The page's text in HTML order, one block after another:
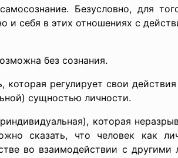
Безусловно, для
себя в этих отношениях с
без сознания.
которая регулирует свои
сущностью личности.
которая
сказать, что человек как
во взаимодействии с другими